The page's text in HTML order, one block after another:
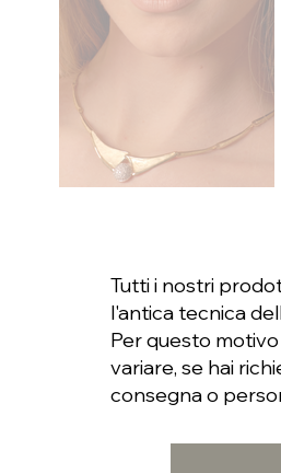
Tutti i nostri
l'antica tecnica
Per questo
variare, se hai
consegna o